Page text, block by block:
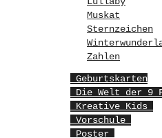
Muskat
Sternzeichen
Zahlen
Geburtskarten
Die Welt der 9
Kreative Kids
Vorschule
Poster